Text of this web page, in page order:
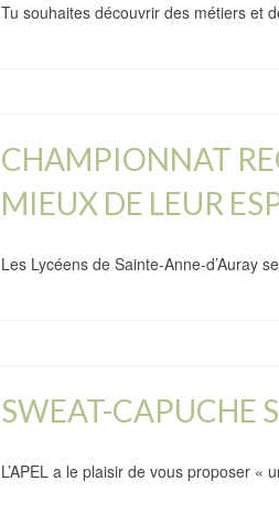
Tu souhaites découvrir des métiers et
CHAMPIONNAT
MIEUX DE LEUR
Les Lycéens de Sainte-Anne-d’Auray
SWEAT-CAPUCHE
L’APEL a le plaisir de vous proposer